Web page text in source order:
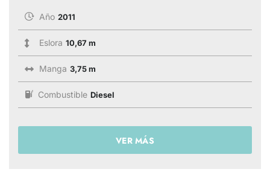
Año 2011
Eslora 10,67 m
Manga 3,75 m
Combustible Diesel
VER MÁS